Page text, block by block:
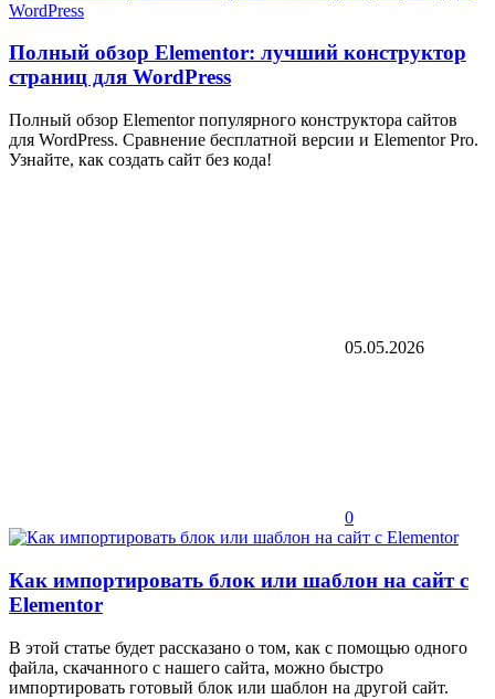
Полный обзор Elementor: лучший конструктор
страниц для WordPress
Полный обзор Elementor популярного конструктора сайтов
для WordPress. Сравнение бесплатной версии и Elementor Pro.
Узнайте, как создать сайт без кода!
05.05.2026
0
Как импортировать блок или шаблон на сайт с
Elementor
В этой статье будет рассказано о том, как с помощью одного
файла, скачанного с нашего сайта, можно быстро
импортировать готовый блок или шаблон на другой сайт.